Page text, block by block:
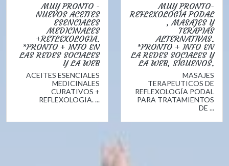
MUY PRONTO -
NUEVOS ACEITES
ESENCIALES
MEDICINALES
+REFLEXOLOGIA.
*PRONTO + INFO EN
LAS REDES SOCIALES
Y LA WEB
ACEITES ESENCIALES
MEDICINALES
CURATIVOS +
REFLEXOLOGIA. ...
MUY PRONTO-
REFLEXOLOGÍA PODAL
, MASAJES Y
TERAPIAS
ALTERNATIVAS.
*PRONTO + INFO EN
LA REDES SOCIALES Y
LA WEB, SÍGUENOS.
MASAJES
TERAPEUTICOS DE
REFLEXOLOGÍA PODAL
PARA TRATAMIENTOS
DE ...